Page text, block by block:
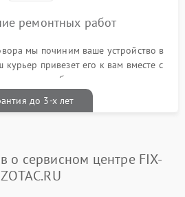
ремонтных работ
мы починим ваше устройство в
привезет его к вам вместе с
талоном бесплатно
до 3-х лет
о сервисном центре FIX-
ZOTAC.RU